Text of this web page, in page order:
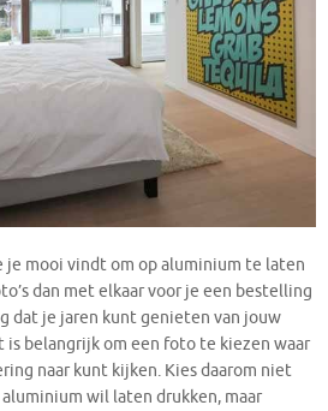
je mooi vindt om op aluminium te laten
dan met elkaar voor je een bestelling
dat je jaren kunt genieten van jouw
is belangrijk om een foto te kiezen waar
naar kunt kijken. Kies daarom niet
wil laten drukken, maar